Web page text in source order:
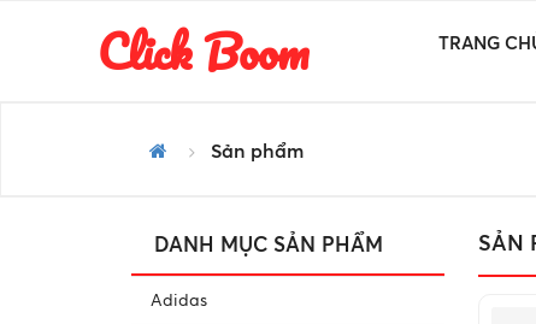
Click Boom TRANG
Sản phẩm
DANH MỤC SẢN PHẨM
Adidas
SẢN